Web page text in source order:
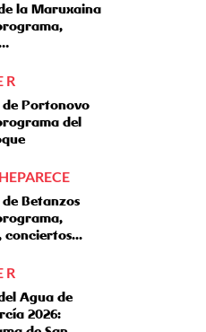
la Maruxaina
R
de Portonovo
del
de Betanzos
conciertos...
R
Agua de
2026: